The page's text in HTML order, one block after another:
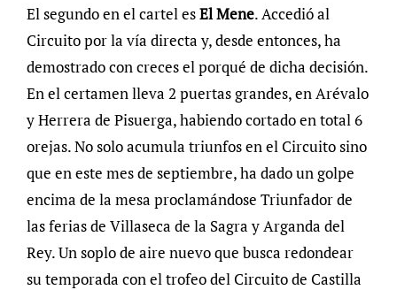
El segundo en el cartel esEl Mene. Accedió al
Circuito por la vía directa y, desde entonces, ha
demostrado con creces el porqué de dicha decisión.
En el certamen lleva 2 puertas grandes, en Arévalo
y Herrera de Pisuerga, habiendo cortado en total 6
orejas. No solo acumula triunfos en el Circuito sino
que en este mes de septiembre, ha dado un golpe
encima de la mesa proclamándose Triunfador de
las ferias de Villaseca de la Sagra y Arganda del
Rey. Un soplo de aire nuevo que busca redondear
su temporada con el trofeo del Circuito de Castilla